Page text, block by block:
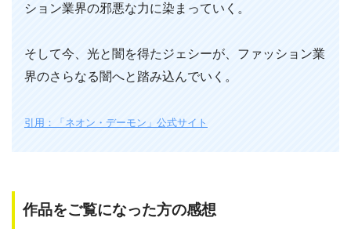
ション業界の邪悪な力に染まっていく。
そして今、光と闇を得たジェシーが、ファッション業
界のさらなる闇へと踏み込んでいく。
引用：「ネオン・デーモン」公式サイト
作品をご覧になった方の感想